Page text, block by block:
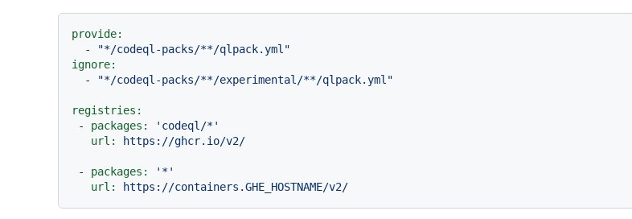
provide:
-
"*/codeql-packs/**/qlpack.yml"
ignore:
-
"*/codeql-packs/**/experimental/**/qlpack.yml"
registries:
-
packages:
'codeql/*'
url:
https://ghcr.io/v2/
- packages:
'*'
url:
https://containers.GHE_HOSTNAME/v2/